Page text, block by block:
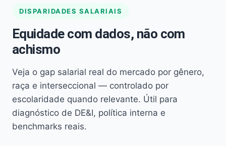
DISPARIDADES SALARIAIS
Equidade com dados, não com
achismo
Veja o gap salarial real do mercado por gênero,
raça e interseccional — controlado por
escolaridade quando relevante. Útil para
diagnóstico de DE&I, política interna e
benchmarks reais.